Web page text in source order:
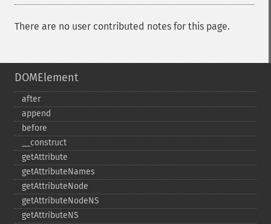
There are no user contributed notes for this page.
DOMElement
after
append
before
_​_​construct
getAttribute
getAttributeNames
getAttributeNode
getAttributeNodeNS
getAttributeNS